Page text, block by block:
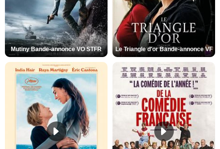
Mutiny Bande-annonce VO STFR Le Triangle d'or Bande-annonce VF